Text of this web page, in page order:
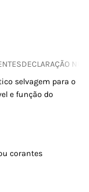
DECLARAÇÃO
selvagem para o
e função do
corantes